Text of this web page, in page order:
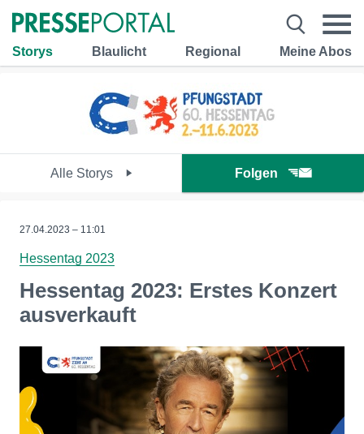
Storys Blaulicht Regional Meine Abos
Alle Storys Folgen
27.04.2023 – 11:01
Hessentag 2023
Hessentag 2023: Erstes Konzert
ausverkauft